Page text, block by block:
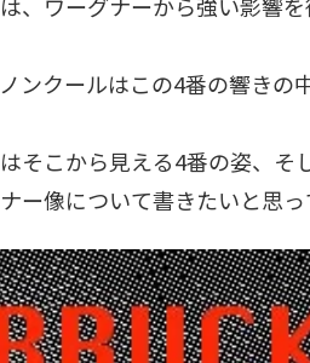
ンクールはこの4番の響きの
そこから見える4番の姿、そ
ー像について書きたいと思っ